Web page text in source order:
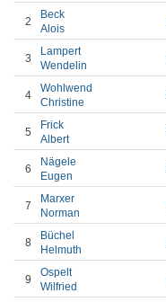
2
Beck
Alois
3
Lampert
Wendelin
4
Wohlwend
Christine
5
Frick
Albert
6
Nägele
Eugen
7
Marxer
Norman
8
Büchel
Helmuth
9
Ospelt
Wilfried